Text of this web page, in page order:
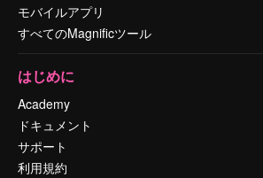
モバイルアプリ
すべてのMagnificツール
はじめに
Academy
ドキュメント
サポート
利用規約